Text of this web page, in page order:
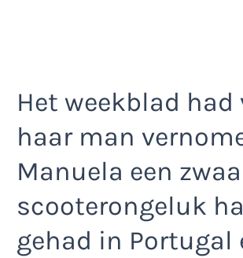
Het weekblad had
haar man
Manuela een
scooterongeluk
gehad in Portugal